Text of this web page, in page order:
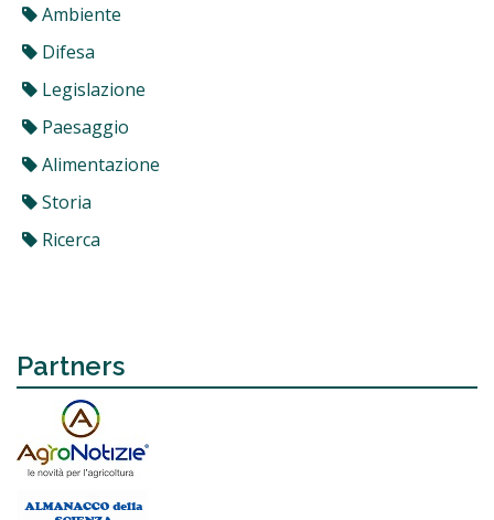
Ambiente
Difesa
Legislazione
Paesaggio
Alimentazione
Storia
Ricerca
Partners